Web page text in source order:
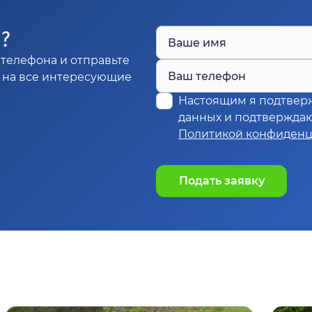
и отправьте
все интересующие
Ваше имя
Ваш телефон
Настоящим я
данных и
Политикой
Подать заявку